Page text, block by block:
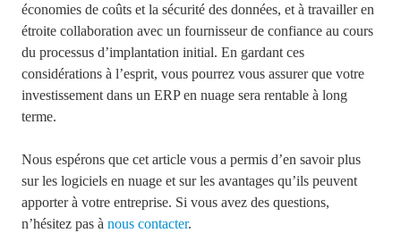
économies de coûts et la sécurité des données, et à travailler en
étroite collaboration avec un fournisseur de confiance au cours
du processus d’implantation initial. En gardant ces
considérations à l’esprit, vous pourrez vous assurer que votre
investissement dans un ERP en nuage sera rentable à long
terme.
Nous espérons que cet article vous a permis d’en savoir plus
sur les logiciels en nuage et sur les avantages qu’ils peuvent
apporter à votre entreprise. Si vous avez des questions,
n’hésitez pas à nous contacter.